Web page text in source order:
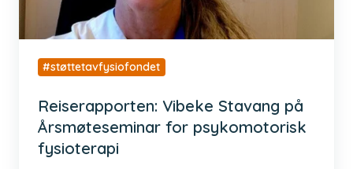
fysioterapi
#støttetavfysiofondet
Reiserapporten: Vibeke Stavang på
Årsmøteseminar for psykomotorisk
fysioterapi